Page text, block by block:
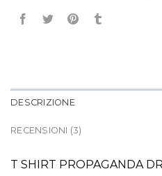
DESCRIZIONE
RECENSIONI (3)
T SHIRT PROPAGANDA